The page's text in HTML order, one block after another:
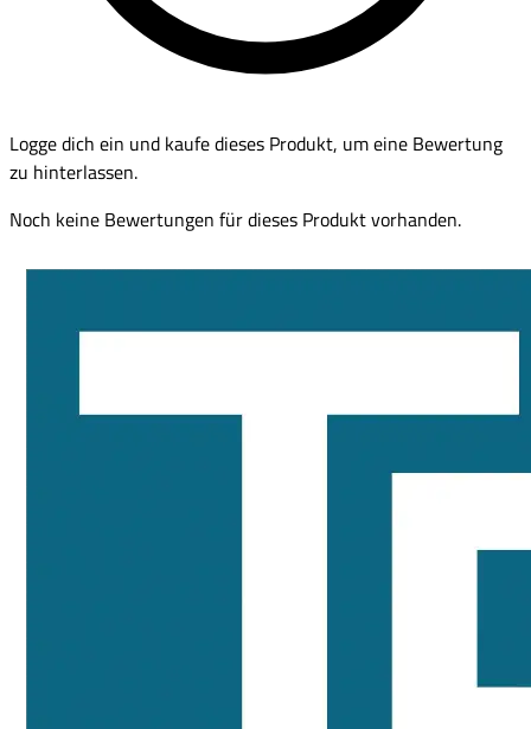
Logge dich ein und kaufe dieses Produkt, um eine Bewertung
zu hinterlassen.
Noch keine Bewertungen für dieses Produkt vorhanden.